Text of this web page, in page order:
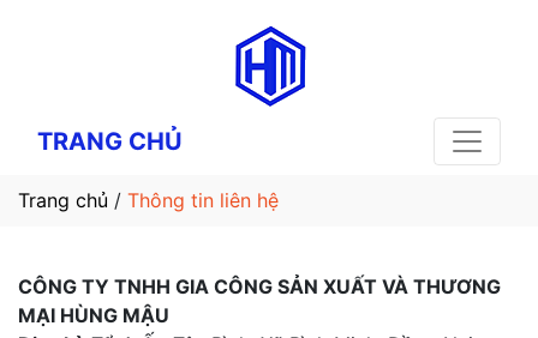
TRANG CHỦ
Trang chủ / Thông tin liên hệ
CÔNG TY TNHH GIA CÔNG SẢN XUẤT VÀ THƯƠNG
MẠI HÙNG MẬU